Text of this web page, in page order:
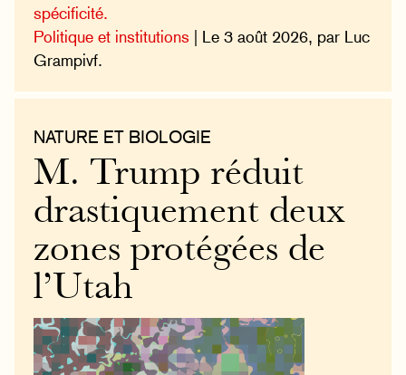
spécificité.
Politique et institutions | Le 3 août 2026, par Luc
Grampivf.
NATURE ET BIOLOGIE
M. Trump réduit
drastiquement deux
zones protégées de
l’Utah